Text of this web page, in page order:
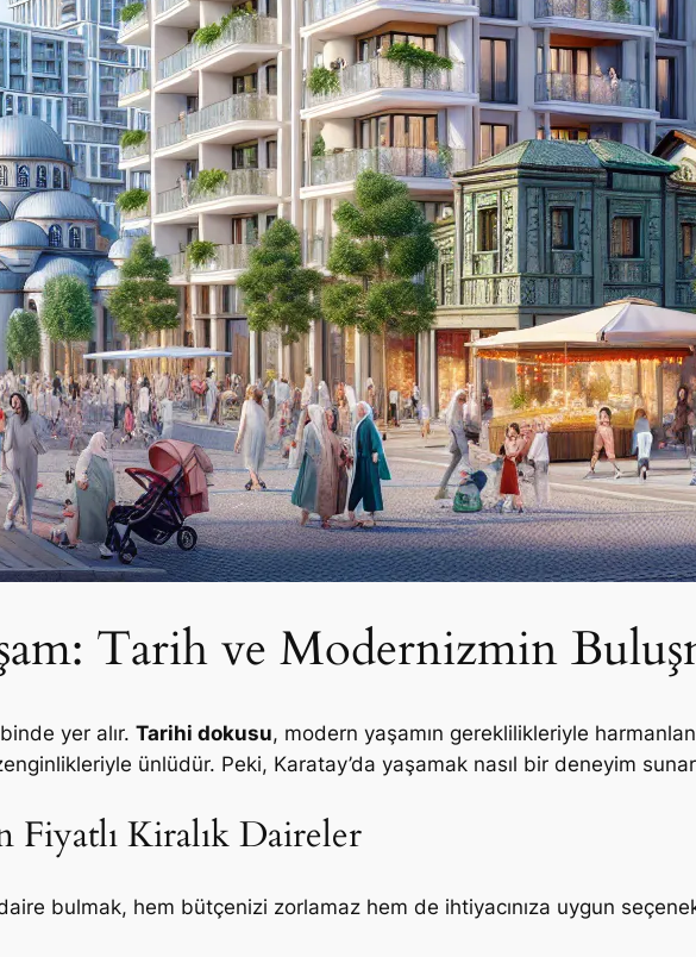
Tarih ve Modernizmin
yer alır. Tarihi dokusu, modern yaşamın gereklilikleriyle
ünlüdür. Peki, Karatay’da yaşamak nasıl bir deneyim
Kiralık Daireler
bulmak, hem bütçenizi zorlamaz hem de ihtiyacınıza uygun